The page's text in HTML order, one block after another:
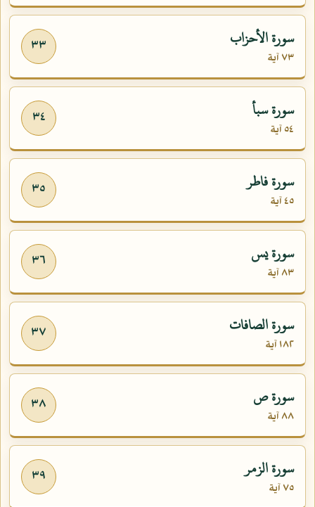
٣٣ سورة الأحزاب
٧٣ آية
٣٤ سورة سبأ
٥٤ آية
٣٥ سورة فاطر
٤٥ آية
٣٦ سورة يس
٨٣ آية
٣٧ سورة الصافات
١٨٢ آية
٣٨ سورة ص
٨٨ آية
٣٩ سورة الزمر
٧٥ آية